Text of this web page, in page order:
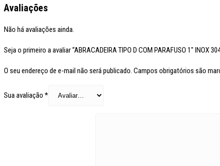
Avaliações
Não há avaliações ainda.
Seja o primeiro a avaliar “ABRACADEIRA TIPO D COM PARAFUSO 1″ INOX
O seu endereço de e-mail não será publicado. Campos obrigatórios são
Sua avaliação *